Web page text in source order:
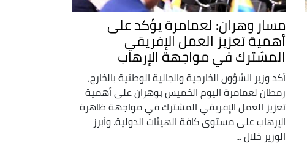
مسار وهران: لعمامرة يؤكد على
أهمية تعزيز العمل الإفريقي
المشترك في مواجهة الإرهاب
أكد وزير الشؤون الخارجية والجالية الوطنية بالخارج،
رمطان لعمامرة اليوم الخميس بوهران على أهمية
تعزيز العمل الإفريقي المشترك في مواجهة ظاهرة
الإرهاب على مستوى كافة الهيئات الدولية. وأبرز
الوزير خلال ...